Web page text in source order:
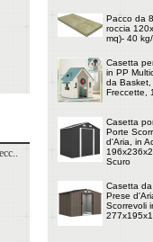
Pacco da
roccia
mq)- 40
Casetta
in PP
da Basket,
Freccette,
Casetta
Porte
d'Aria, in
Scuro
Casetta
Prese
Scorrevoli